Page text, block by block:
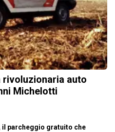
rivoluzionaria auto
Michelotti
il parcheggio gratuito che